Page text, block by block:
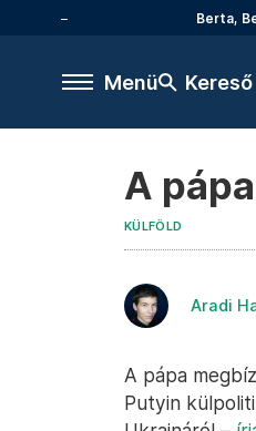
Berta,
Menü Kereső
A
KÜLFÖLD
Aradi
A pápa
Putyin